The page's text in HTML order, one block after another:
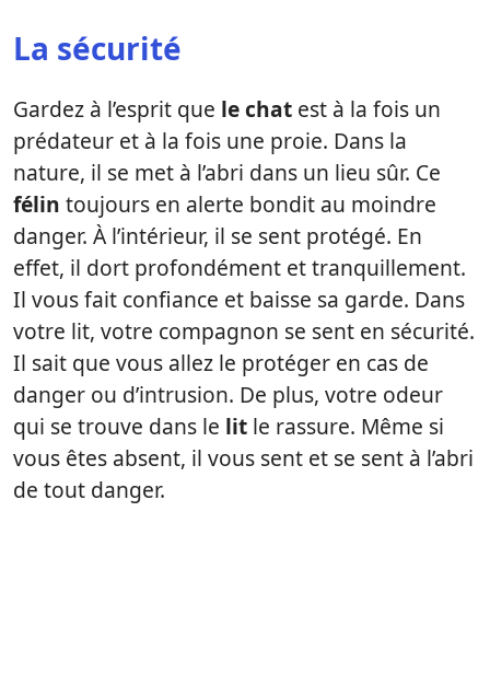
La sécurité
Gardez à l’esprit que le chat est à la fois un
prédateur et à la fois une proie. Dans la
nature, il se met à l’abri dans un lieu sûr. Ce
félin toujours en alerte bondit au moindre
danger. À l’intérieur, il se sent protégé. En
effet, il dort profondément et tranquillement.
Il vous fait confiance et baisse sa garde. Dans
votre lit, votre compagnon se sent en sécurité.
Il sait que vous allez le protéger en cas de
danger ou d’intrusion. De plus, votre odeur
qui se trouve dans le lit le rassure. Même si
vous êtes absent, il vous sent et se sent à l’abri
de tout danger.